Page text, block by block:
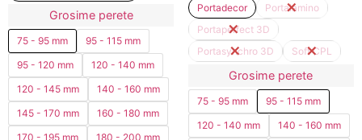
Grosime perete
75 - 95 mm
95 - 115 mm
95 - 120 mm
120 - 140 mm
120 - 145 mm
140 - 160 mm
145 - 170 mm
160 - 180 mm
170 - 195 mm
180 - 200 mm
Portadecor
Portalamino
Portaperfect 3D
Portasynchro 3D
Soft CPL
Grosime perete
75 - 95 mm
95 - 115 mm
120 - 140 mm
140 - 160 mm